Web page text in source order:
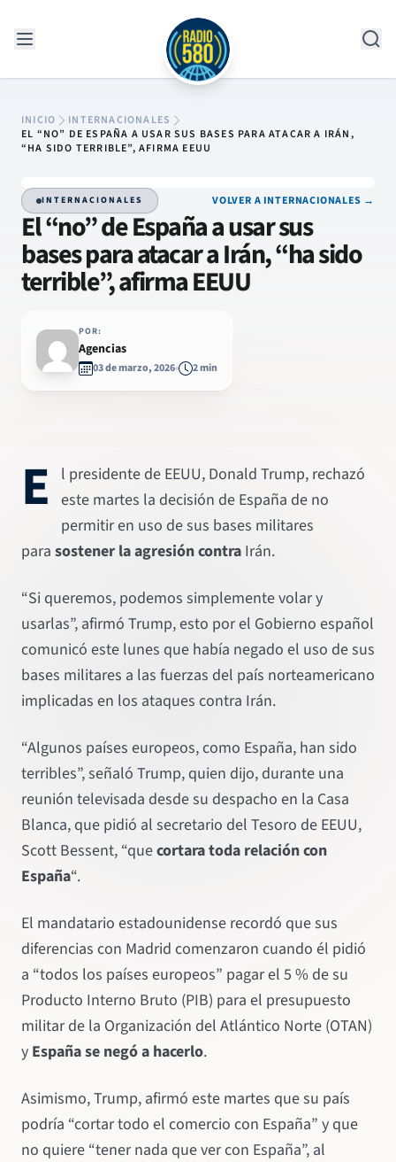
INICIO
INTERNACIONALES
EL “NO” DE ESPAÑA A USAR SUS BASES PARA ATACAR A IRÁN,
“HA SIDO TERRIBLE”, AFIRMA EEUU
INTERNACIONALES VOLVER A INTERNACIONALES →
El “no” de España a usar sus
bases para atacar a Irán, “ha sido
terrible”, afirma EEUU
POR:
Agencias
03 de marzo, 2026 2 min
E
l presidente de EEUU, Donald Trump, rechazó
este martes la decisión de España de no
permitir en uso de sus bases militares
para sostener la agresión contra Irán.
“Si queremos, podemos simplemente volar y
usarlas”, afirmó Trump, esto por el Gobierno español
comunicó este lunes que había negado el uso de sus
bases militares a las fuerzas del país norteamericano
implicadas en los ataques contra Irán.
“Algunos países europeos, como España, han sido
terribles”, señaló Trump, quien dijo, durante una
reunión televisada desde su despacho en la Casa
Blanca, que pidió al secretario del Tesoro de EEUU,
Scott Bessent, “quecortara toda relación con
España“.
El mandatario estadounidense recordó que sus
diferencias con Madrid comenzaron cuando él pidió
a “todos los países europeos” pagar el 5 % de su
Producto Interno Bruto (PIB) para el presupuesto
militar de la Organización del Atlántico Norte (OTAN)
y España se negó a hacerlo.
Asimismo, Trump, afirmó este martes que su país
podría “cortar todo el comercio con España” y que
no quiere “tener nada que ver con España”, al